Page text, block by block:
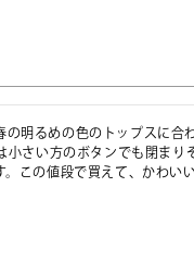
明るめの色のトップスに合
さい方のボタンでも閉まり
この値段で買えて、かわいい